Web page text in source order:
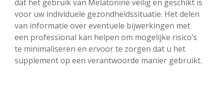
dat het gebruik van Melatonine veilig en geschikt is
voor uw individuele gezondheidssituatie. Het delen
van informatie over eventuele bijwerkingen met
een professional kan helpen om mogelijke risico’s
te minimaliseren en ervoor te zorgen dat u het
supplement op een verantwoorde manier gebruikt.